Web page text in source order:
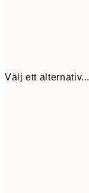
Välj ett alternativ...